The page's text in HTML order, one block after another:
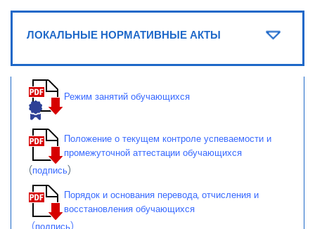
ЛОКАЛЬНЫЕ НОРМАТИВНЫЕ АКТЫ
Режим занятий обучающихся
Положение о текущем контроле успеваемости и
промежуточной аттестации обучающихся
(подпись)
Порядок и основания перевода, отчисления и
восстановления обучающихся
(подпись)